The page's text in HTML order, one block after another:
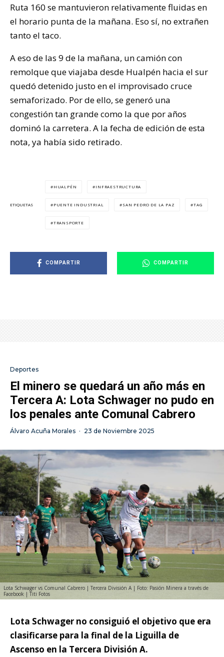
Ruta 160 se mantuvieron relativamente fluidas en
el horario punta de la mañana. Eso sí, no extrañen
tanto el taco.
A eso de las 9 de la mañana, un camión con
remolque que viajaba desde Hualpén hacia el sur
quedó detenido justo en el improvisado cruce
semaforizado. Por de ello, se generó una
congestión tan grande como la que por años
dominó la carretera. A la fecha de edición de esta
nota, ya había sido retirado.
ETIQUETAS
HUALPÉN INFRAESTRUCTURA
PUENTE INDUSTRIAL SAN PEDRO DE LA PAZ TAG
TRANSPORTE
COMPARTIR COMPARTIR
Deportes
El minero se quedará un año más en
Tercera A: Lota Schwager no pudo en
los penales ante Comunal Cabrero
Álvaro Acuña Morales · 23 de Noviembre 2025
Lota Schwager vs Comunal Cabrero | Tercera División A | Foto: Pasión Minera a través de
Facebook | Titi Fotos
Lota Schwager no consiguió el objetivo que era
clasificarse para la final de la Liguilla de
Ascenso en la Tercera División A.